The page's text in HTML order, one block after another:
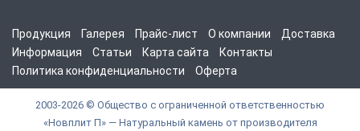
Продукция Галерея Прайс-лист О компании
Доставка
Информация
Статьи Карта сайта
Контакты
Политика конфиденциальности
Оферта
2003-2026 © Общество с ограниченной ответственностью
«Новплит П» — Натуральный камень от производителя